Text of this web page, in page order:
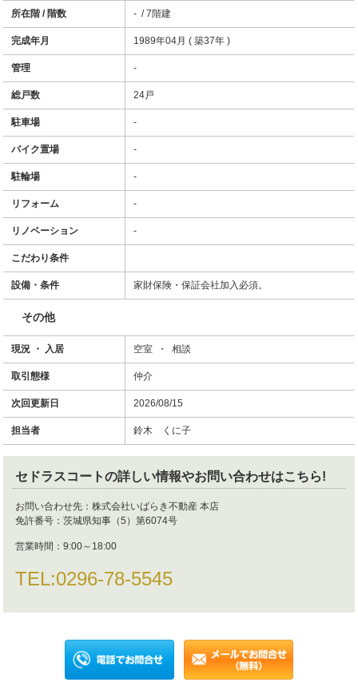
所在階 / 階数 - / 7階建
完成年月 1989年04月 ( 築37年 )
管理 -
総戸数 24戸
駐車場 -
バイク置場 -
駐輪場 -
リフォーム -
リノベーション -
こだわり条件
設備・条件 家財保険・保証会社加入必須。
その他
現況 ・ 入居 空室 ・ 相談
取引態様 仲介
次回更新日 2026/08/15
担当者 鈴木 くに子
セドラスコートの詳しい情報やお問い合わせはこちら!
お問い合わせ先： 株式会社いばらき不動産 本店
免許番号： 茨城県知事（5）第6074号
営業時間： 9:00～18:00
TEL:0296-78-5545